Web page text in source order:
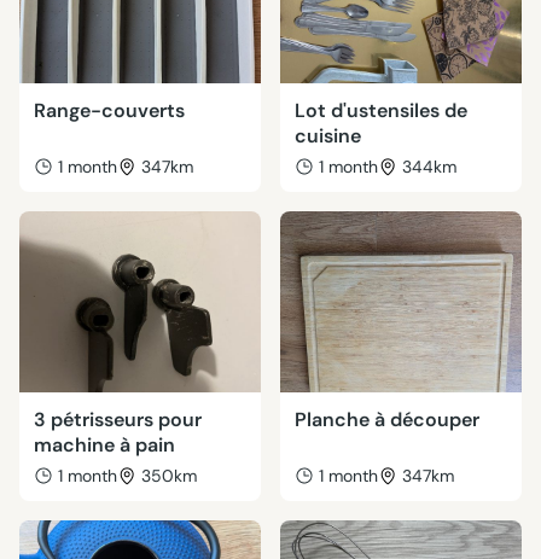
Range-couverts
1 month 347km
Lot d'ustensiles de
cuisine
1 month 344km
3 pétrisseurs pour
machine à pain
1 month 350km
Planche à découper
1 month 347km